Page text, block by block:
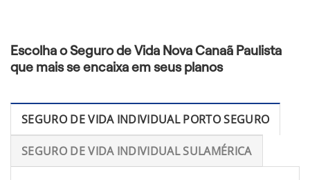
Escolha o Seguro de Vida Nova Canaã Paulista
que mais se encaixa em seus planos
SEGURO DE VIDA INDIVIDUAL PORTO SEGURO
SEGURO DE VIDA INDIVIDUAL SULAMÉRICA